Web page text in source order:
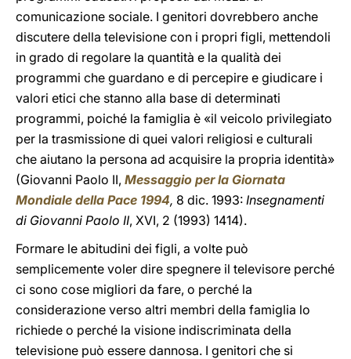
comunicazione sociale. I genitori dovrebbero anche
discutere della televisione con i propri figli, mettendoli
in grado di regolare la quantità e la qualità dei
programmi che guardano e di percepire e giudicare i
valori etici che stanno alla base di determinati
programmi, poiché la famiglia è «il veicolo privilegiato
per la trasmissione di quei valori religiosi e culturali
che aiutano la persona ad acquisire la propria identità»
(Giovanni Paolo II, Messaggio per la Giornata
Mondiale della Pace 1994, 8 dic. 1993: Insegnamenti
di Giovanni Paolo II, XVI, 2 (1993) 1414).
Formare le abitudini dei figli, a volte può
semplicemente voler dire spegnere il televisore perché
ci sono cose migliori da fare, o perché la
considerazione verso altri membri della famiglia lo
richiede o perché la visione indiscriminata della
televisione può essere dannosa. I genitori che si